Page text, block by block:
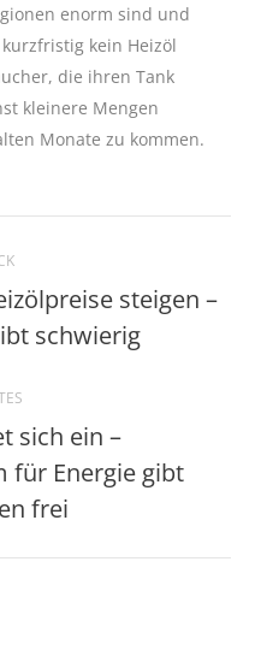
enorm sind und
kein Heizöl
die ihren Tank
kleinere Mengen
Monate zu kommen.
steigen –
schwierig
sich ein –
für Energie gibt
frei